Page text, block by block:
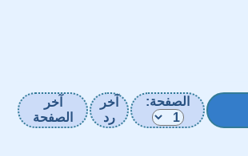
الصفحة:
آخر
رد
آخر
الصفحة